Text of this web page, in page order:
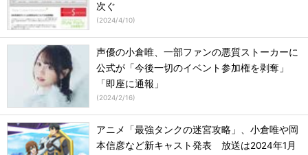
次ぐ
(2024/4/10)
声優の小倉唯、一部ファンの悪質ストーカーに
公式が「今後一切のイベント参加権を剥奪」
「即座に通報」
(2024/2/16)
アニメ「最強タンクの迷宮攻略」、小倉唯や岡
本信彦など新キャスト発表 放送は2024年1月